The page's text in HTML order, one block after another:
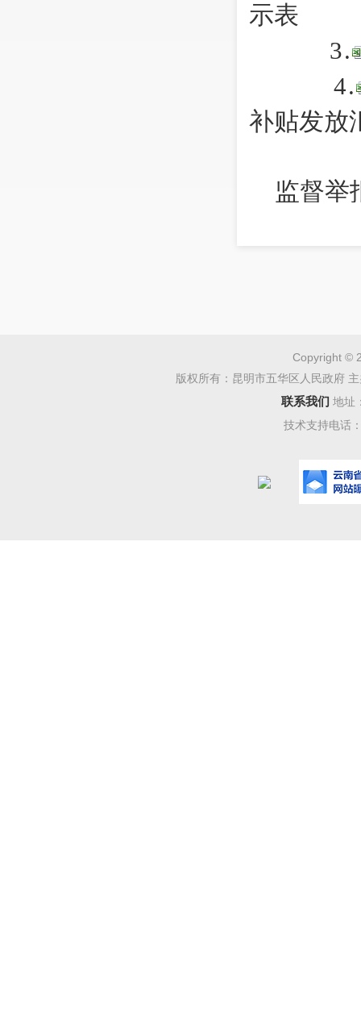
示表
3.
4.
补贴发放
监督举
Copyright ©
版权所有：昆明市五华区人民政府
联系我们 地址
技术支持电话